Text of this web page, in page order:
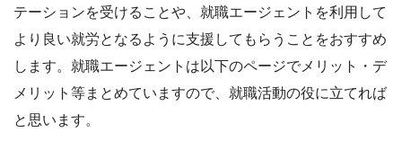
テーションを受けることや、就職エージェントを利用して
より良い就労となるように支援してもらうことをおすすめ
します。就職エージェントは以下のページでメリット・デ
メリット等まとめていますので、就職活動の役に立てれば
と思います。